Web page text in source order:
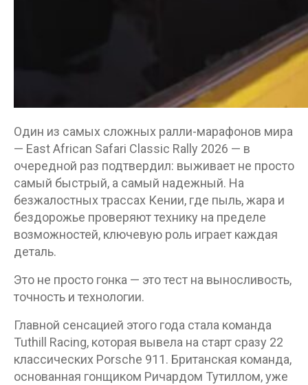
Один из самых сложных ралли-марафонов мира
— East African Safari Classic Rally 2026 — в
очередной раз подтвердил: выживает не просто
самый быстрый, а самый надежный. На
безжалостных трассах Кении, где пыль, жара и
бездорожье проверяют технику на пределе
возможностей, ключевую роль играет каждая
деталь.
Это не просто гонка — это тест на выносливость,
точность и технологии.
Главной сенсацией этого года стала команда
Tuthill Racing, которая вывела на старт сразу 22
классических Porsche 911. Британская команда,
основанная гонщиком Ричардом Тутиллом, уже